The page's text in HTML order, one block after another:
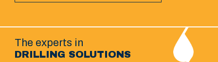
The experts in
DRILLING SOLUTIONS